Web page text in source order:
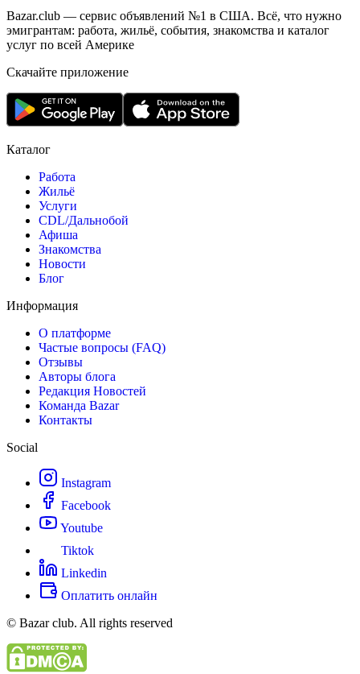
Bazar.club — сервис объявлений №1 в США. Всё, что нужно
эмигрантам: работа, жильё, события, знакомства и каталог
услуг по всей Америке
Скачайте приложение
Каталог
Работа
Жильё
Услуги
CDL/Дальнобой
Афиша
Знакомства
Новости
Блог
Информация
О платформе
Частые вопросы (FAQ)
Отзывы
Авторы блога
Редакция Новостей
Команда Bazar
Контакты
Social
Instagram
Facebook
Youtube
Tiktok
Linkedin
Оплатить онлайн
© Bazar club. All rights reserved